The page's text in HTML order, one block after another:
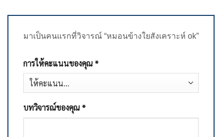
มาเป็นคนแรกที่วิจารณ์ “หมอนข้างใยสังเคราะห์ ok”
การให้คะแนนของคุณ *
บทวิจารณ์ของคุณ *